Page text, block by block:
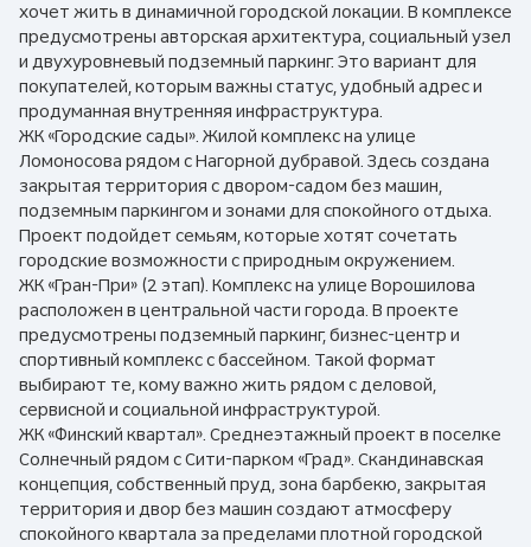
хочет жить в динамичной городской локации. В комплексе
предусмотрены авторская архитектура, социальный узел
и двухуровневый подземный паркинг. Это вариант для
покупателей, которым важны статус, удобный адрес и
продуманная внутренняя инфраструктура.
ЖК «Городские сады». Жилой комплекс на улице
Ломоносова рядом с Нагорной дубравой. Здесь создана
закрытая территория с двором-садом без машин,
подземным паркингом и зонами для спокойного отдыха.
Проект подойдет семьям, которые хотят сочетать
городские возможности с природным окружением.
ЖК «Гран-При» (2 этап). Комплекс на улице Ворошилова
расположен в центральной части города. В проекте
предусмотрены подземный паркинг, бизнес-центр и
спортивный комплекс с бассейном. Такой формат
выбирают те, кому важно жить рядом с деловой,
сервисной и социальной инфраструктурой.
ЖК «Финский квартал». Среднеэтажный проект в поселке
Солнечный рядом с Сити-парком «Град». Скандинавская
концепция, собственный пруд, зона барбекю, закрытая
территория и двор без машин создают атмосферу
спокойного квартала за пределами плотной городской